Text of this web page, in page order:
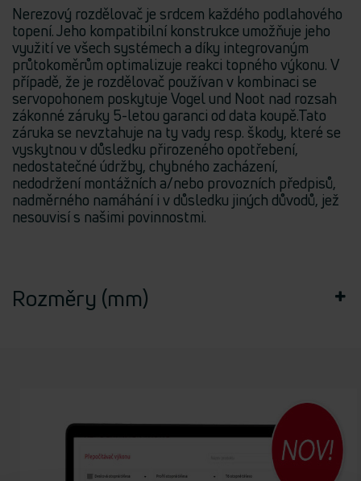
Nerezový rozdělovač je srdcem každého podlahového
topení. Jeho kompatibilní konstrukce umožňuje jeho
využití ve všech systémech a díky integrovaným
průtokoměrům optimalizuje reakci topného výkonu. V
případě, že je rozdělovač používan v kombinaci se
servopohonem poskytuje Vogel und Noot nad rozsah
zákonné záruky 5-letou garanci od data koupě.Tato
záruka se nevztahuje na ty vady resp. škody, které se
vyskytnou v důsledku přirozeného opotřebení,
nedostatečné údržby, chybného zacházení,
nedodržení montážních a/nebo provozních předpisů,
nadměrného namáhání i v důsledku jiných důvodů, jež
nesouvisí s našimi povinnostmi.
Rozměry (mm)